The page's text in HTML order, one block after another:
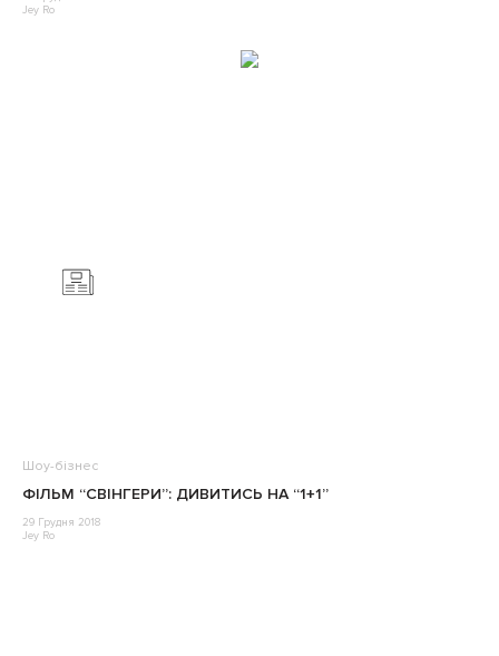
Jey Ro
Шоу-бізнес
ФІЛЬМ “СВІНГЕРИ”: ДИВИТИСЬ НА “1+1”
29 Грудня 2018
Jey Ro